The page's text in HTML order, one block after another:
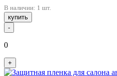
В наличии: 1 шт.
купить
-
0
+